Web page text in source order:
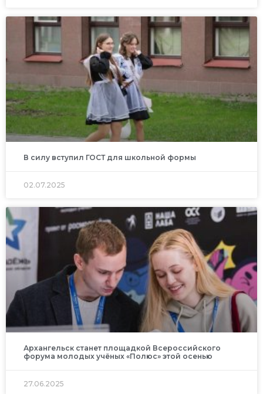
В силу вступил ГОСТ для школьной формы
02.07.2025
Архангельск станет площадкой Всероссийского
форума молодых учёных «Полюс» этой осенью
27.06.2025